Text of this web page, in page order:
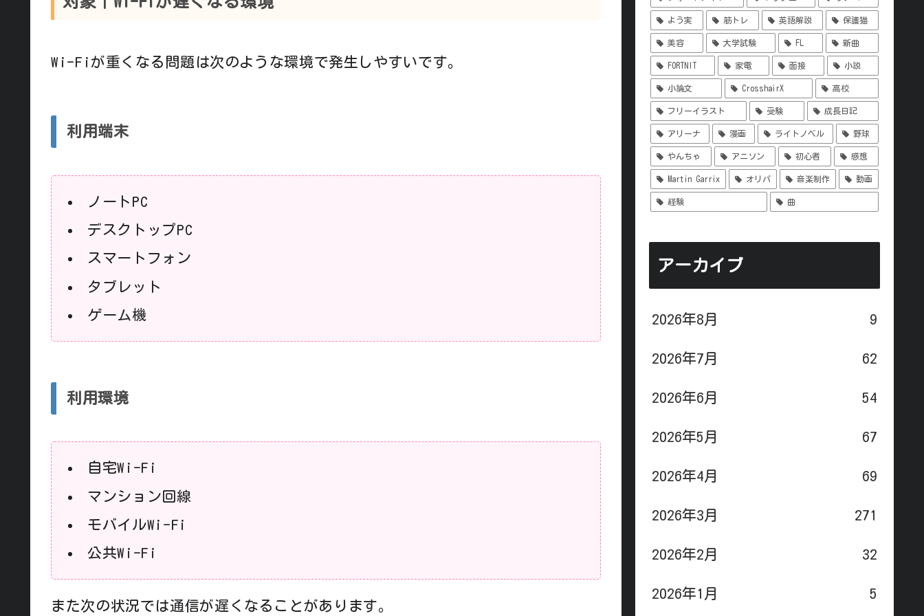
Wi-Fiが重くなる問題は次のような環境で発生しやすいです。
利用端末
ノートPC
デスクトップPC
スマートフォン
タブレット
ゲーム機
利用環境
自宅Wi-Fi
マンション回線
モバイルWi-Fi
公共Wi-Fi
また次の状況では通信が遅くなることがあります。
よう実 筋トレ 英語解説 保護猫
美容 大学試験 FL 新曲
FORTNIT 家電 面接 小説
小論文 CrosshairX 高校
フリーイラスト 受験 成長日記
アリーナ 漫画 ライトノベル 野球
やんちゃ アニソン 初心者 感想
Martin Garrix オリパ 音楽制作 動画
経験 曲
アーカイブ
2026年8月 9
2026年7月 62
2026年6月 54
2026年5月 67
2026年4月 69
2026年3月 271
2026年2月 32
2026年1月 5